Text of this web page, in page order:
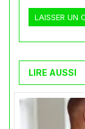
LIRE AUSSI